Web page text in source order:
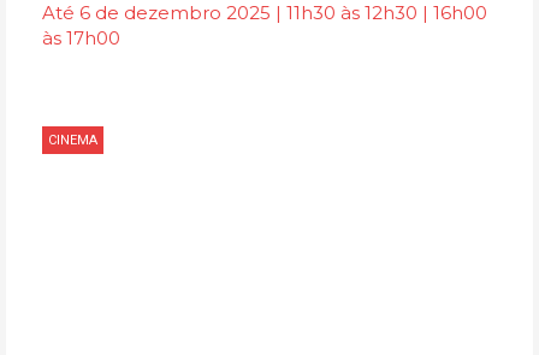
Até 6 de dezembro 2025 | 11h30 às 12h30 | 16h00
às 17h00
CINEMA